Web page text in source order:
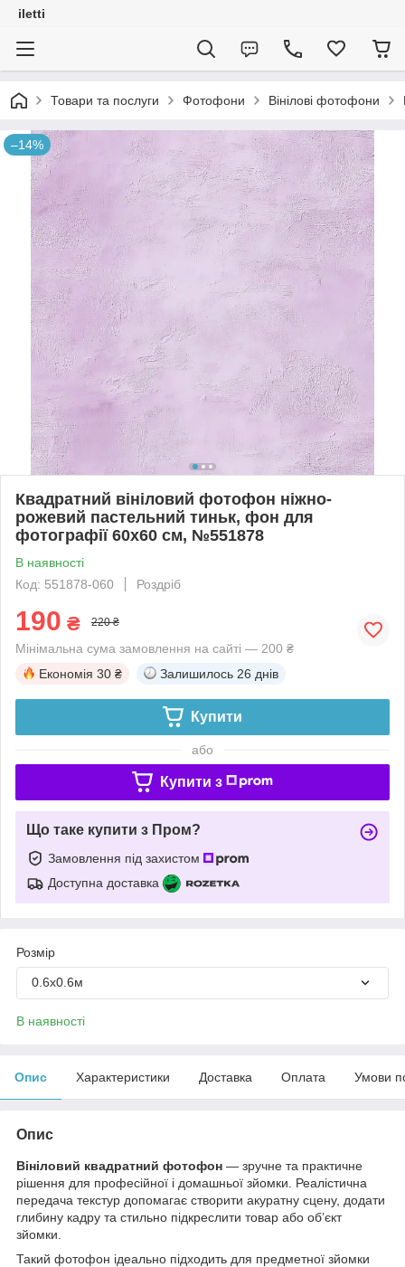
iletti
Товари та послуги Фотофони Вінілові фотофони
–14%
Квадратний вініловий фотофон ніжно-
рожевий пастельний тиньк, фон для
фотографії 60x60 см, №551878
В наявності
Код: 551878-060
Роздріб
190 ₴ 220 ₴
Мінімальна сума замовлення на сайті — 200 ₴
Економія 30 ₴ Залишилось 26 днів
Купити
або
Купити з
Що таке купити з Пром?
Замовлення під захистом
Доступна доставка
Розмір
0.6х0.6м
В наявності
Опис Характеристики Доставка Оплата Умови
Опис
Вініловий квадратний фотофон — зручне та практичне
рішення для професійної і домашньої зйомки. Реалістична
передача текстур допомагає створити акуратну сцену, додати
глибину кадру та стильно підкреслити товар або об’єкт
зйомки.
Такий фотофон ідеально підходить для предметної зйомки